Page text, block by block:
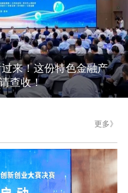
闻
告
制度
信息公开指南
装
来！这份特色金融产
查收！
更多》